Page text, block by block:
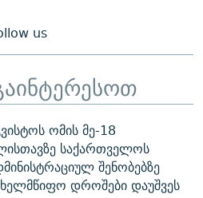
us
ომის მე-18
საქართველოს
შენობებზე
დროშები დაუშვეს